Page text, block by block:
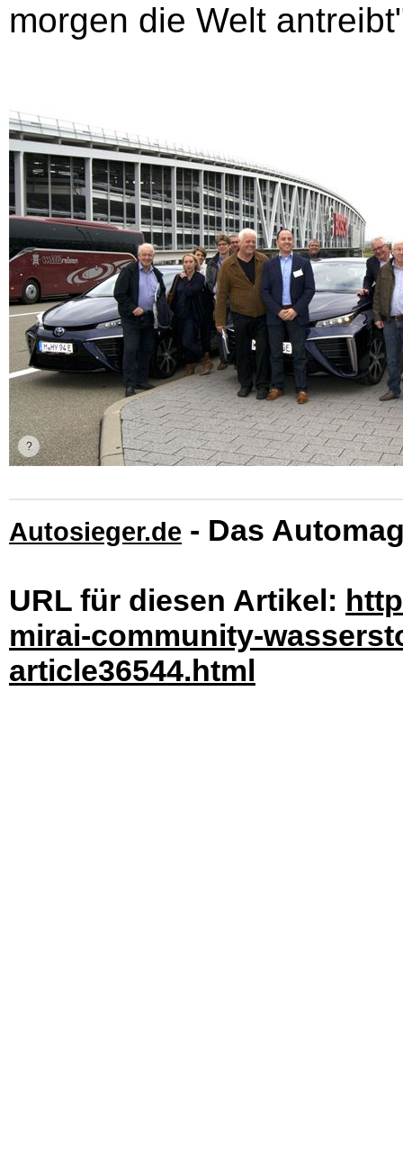
morgen die Welt
Autosieger.de - Das
URL für diesen Artikel:
mirai-community-
article36544.html